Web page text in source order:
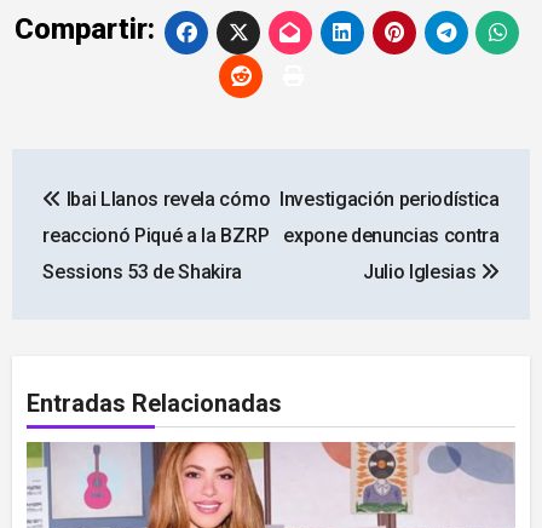
Compartir:
de
entradas
Ibai Llanos revela cómo
reaccionó Piqué a la BZRP
Sessions 53 de Shakira
Investigación periodística
expone denuncias contra
Julio Iglesias
Entradas Relacionadas